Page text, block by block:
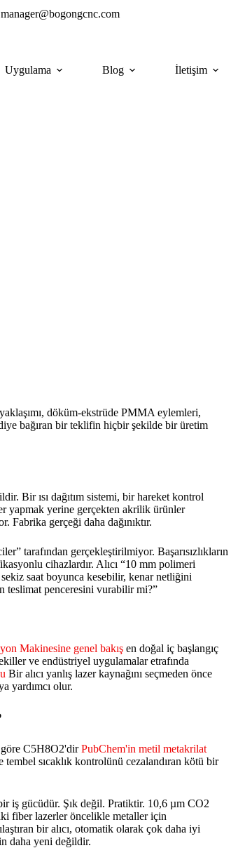
manager@bogongcnc.com
Uygulama Blog İletişim
döküm-ekstrüde PMMA eylemleri,
bağıran bir teklifin hiçbir şekilde bir üretim
Bir ısı dağıtım sistemi, bir hareket kontrol
yapmak yerine gerçekten akrilik ürünler
gerçeği daha dağınıktır.
tarafından gerçekleştirilmiyor. Başarısızlıkların
cihazlardır. Alıcı “10 mm polimeri
saat boyunca kesebilir, kenar netliğini
teslimat penceresini vurabilir mi?”
Makinesine genel bakış en doğal iç başlangıç
ve endüstriyel uygulamalar etrafında
Bir alıcı yanlış lazer kaynağını seçmeden önce
yardımcı olur.
göre C5H8O2'dirPubChem'in metil metakrilat
sıcaklık kontrolünü cezalandıran kötü bir
iş gücüdür. Şık değil. Pratiktir. 10,6 µm CO2
fiber lazerler öncelikle metaller için
bir alıcı, otomatik olarak çok daha iyi
daha yeni değildir.